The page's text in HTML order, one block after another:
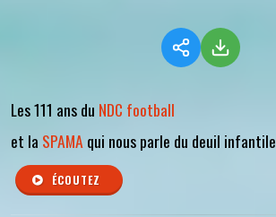
Les 111 ans du NDC football
et la SPAMA qui nous parle du deuil infantile
ÉCOUTEZ